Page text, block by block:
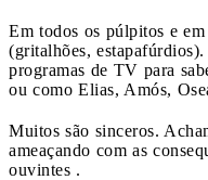
Em todos os púlpitos e
(gritalhões,
programas de TV para
ou como Elias, Amós,
Muitos são sinceros.
ameaçando com as
ouvintes .